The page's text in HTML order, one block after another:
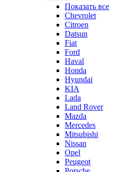
Показать все
Chevrolet
Citroen
Datsun
Fiat
Ford
Haval
Honda
Hyundai
KIA
Lada
Land Rover
Mazda
Mercedes
Mitsubishi
Nissan
Opel
Peugeot